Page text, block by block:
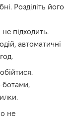
Розділіть його
підходить.
автоматичні
ботами,
не